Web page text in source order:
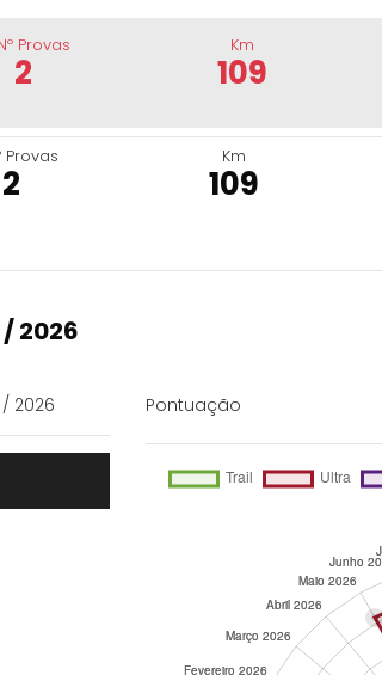
Provas
2
Km
109
Provas
2
Km
109
2026
2026 Pontuação